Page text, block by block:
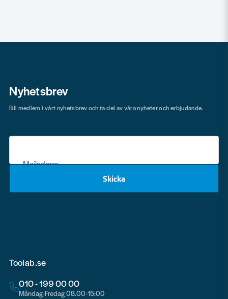
Nyhetsbrev
Mejladress
Skicka
Bli medlem i vårt nyhetsbrev och ta del av våra nyheter och erbjudande.
Toolab.se
010 - 199 00 00
Måndag-Fredag 08.00-15:00